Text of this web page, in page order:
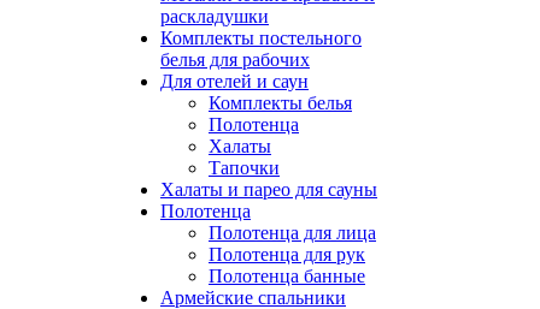
раскладушки
Комплекты постельного
белья для рабочих
Для отелей и саун
Комплекты белья
Полотенца
Халаты
Тапочки
Халаты и парео для сауны
Полотенца
Полотенца для лица
Полотенца для рук
Полотенца банные
Армейские спальники